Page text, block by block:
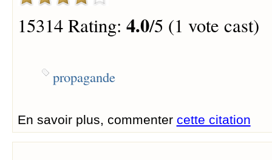
15314 Rating: 4.0/5 (1 vote cast)
propagande
En savoir plus, commenter cette citation